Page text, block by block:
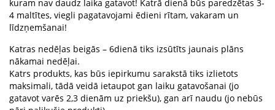
kuram nav daudz laika gatavot! Katrā dienā būs paredzētas 3-
4 maltītes, viegli pagatavojami ēdieni rītam, vakaram un
līdzņemšanai!
Katras nedēļas beigās – 6dienā tiks izsūtīts jaunais plāns
nākamai nedēļai.
Katrs produkts, kas būs iepirkumu sarakstā tiks izlietots
maksimali, tādā veidā ietaupot gan laiku gatavošanai (jo
gatavot varēs 2,3 dienām uz priekšu), gan arī naudu (jo nebūs